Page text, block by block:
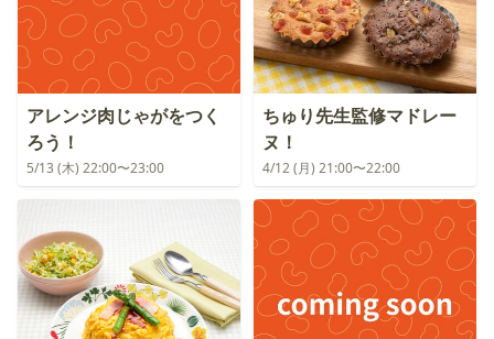
アレンジ肉じゃがをつく
ろう！
5/13 (木) 22:00〜23:00
ちゅり先生監修マドレー
ヌ！
4/12 (月) 21:00〜22:00